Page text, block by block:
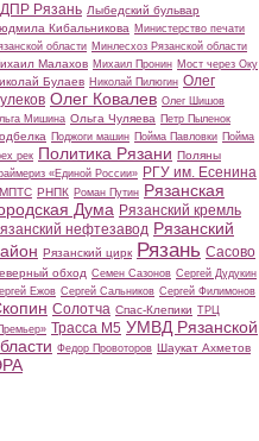
Рязань Лыбедский бульвар
Кибальникова Министерство печати
области Минлесхоз Рязанской области
Малахов Михаил Пронин Мост через Оку
Булаев Николай Пилюгин Олег
Олег Ковалев Олег Шишов
Мишина Ольга Чуляева Петр Пыленок
Поджоги машин Пойма Павловки Пойма
рек Политика Рязани Поляны
«Единой России» РГУ им. Есенина
РНПК Роман Путин Рязанская
Дума Рязанский кремль
нефтезавод Рязанский
Рязанский цирк Рязань Сасово
обход Семен Сазонов Сергей Дудукин
Ежов Сергей Сальников Сергей Филимонов
Солотча Спас-Клепики ТРЦ
Трасса М5 УМВД Рязанской
Федор Провоторов Шаукат Ахметов